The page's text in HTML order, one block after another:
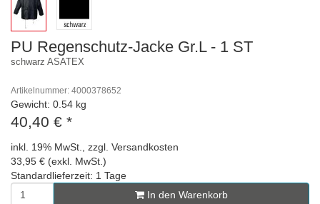
PU Regenschutz-Jacke Gr.L - 1 ST
schwarz ASATEX
Artikelnummer: 4000378652
Gewicht: 0.54 kg
40,40 € *
inkl. 19% MwSt., zzgl. Versandkosten
33,95 € (exkl. MwSt.)
Standardlieferzeit: 1 Tage
In den Warenkorb